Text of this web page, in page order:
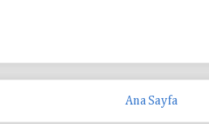
Ana Sayfa